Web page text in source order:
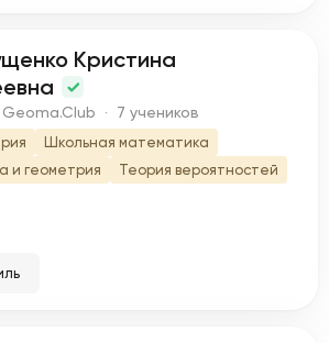
Кристина
· 7 учеников
Школьная математика
и геометрия
Теория вероятностей